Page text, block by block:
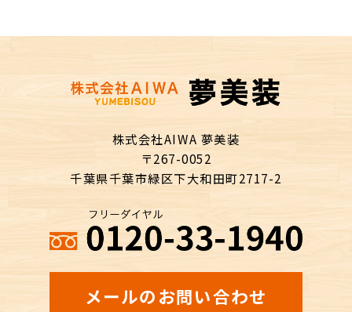
株式会社AIWA 夢美装
〒267-0052
千葉県千葉市緑区下大和田町2717-2
メールのお問い合わせ